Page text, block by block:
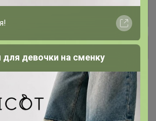
парфюмерия
+ Ещё 4 каталога
для девочки на сменку